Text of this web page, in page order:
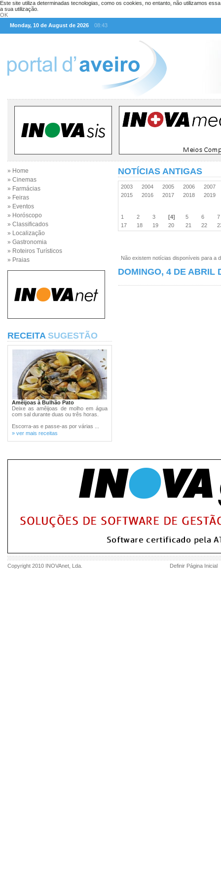
Este site utiliza determinadas tecnologias, como os cookies, no entanto, não utilizamos
a sua utilização.
OK
Monday, 10 de August de 2026
08:43
» Home
» Cinemas
» Farmácias
» Feiras
» Eventos
» Horóscopo
» Classificados
» Localização
» Gastronomia
» Roteiros Turísticos
» Praias
RECEITA SUGESTÃO
Amêijoas à Bulhão Pato
Deixe as amêijoas de molho em água
com sal durante duas ou três horas.
Escorra-as e passe-as por várias ...
» ver mais receitas
NOTÍCIAS ANTIGAS
2003 2004 2005 2006
2007
2015
2016 2017 2018 2019
1 2 3 [4] 5 6
17
18 19 20 21 22
Não existem notícias disponíveis para a
DOMINGO, 4 DE ABRIL
Copyright 2010 INOVAnet , Lda. Definir Página Inicial